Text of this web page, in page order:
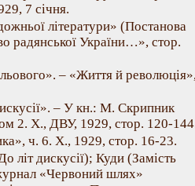
7 січня.
літератури» (Постанова
України…», стор.
– «Життя й
– У кн.: M. Скрипник
2. X., ДВУ, 1929, стор. 120-
ч. 6. X., 1929, стор. 16-23.
літ дискусії); Куди (Замість
«Червоний шлях»